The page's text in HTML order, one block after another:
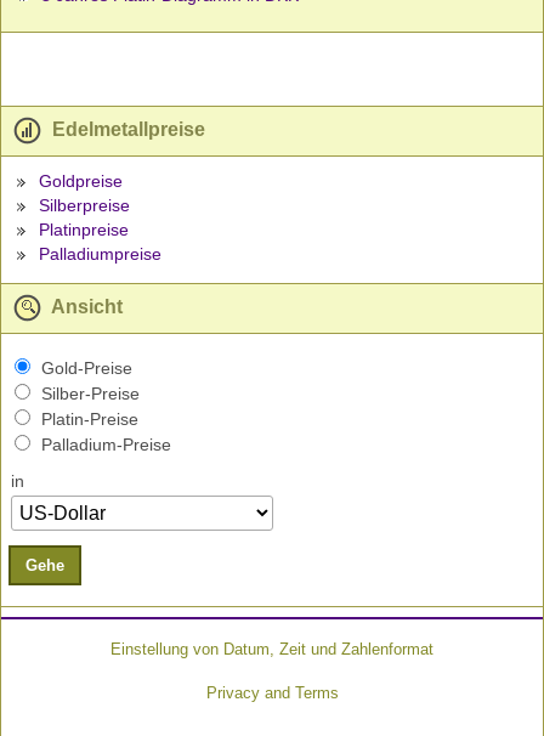
Edelmetallpreise
Goldpreise
Silberpreise
Platinpreise
Palladiumpreise
Ansicht
Gold-Preise
Silber-Preise
Platin-Preise
Palladium-Preise
in
Gehe
Einstellung von Datum, Zeit und Zahlenformat
Privacy and Terms